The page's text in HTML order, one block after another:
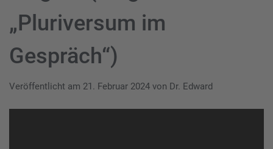
„Pluriversum im
Gespräch“)
Veröffentlicht am 21. Februar 2024 von Dr. Edward